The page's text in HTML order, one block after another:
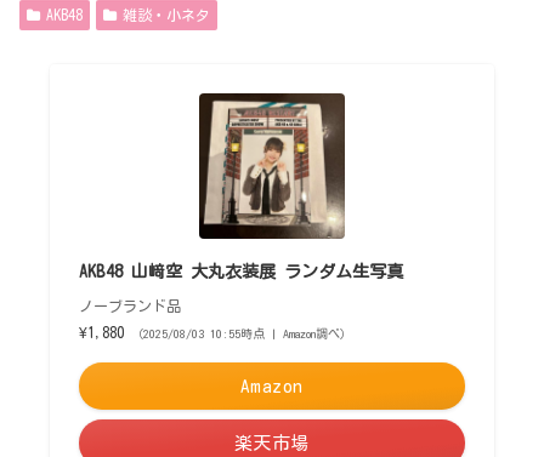
AKB48 雑談・小ネタ
AKB48 山﨑空 大丸衣装展 ランダム生写真
ノーブランド品
¥1,880
（2025/08/03 10:55時点 | Amazon調べ）
Amazon
楽天市場